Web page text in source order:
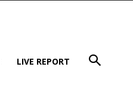
LIVE REPORT